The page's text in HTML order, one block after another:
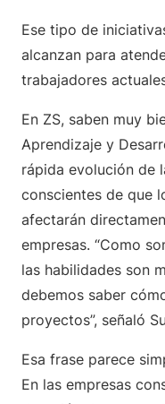
Ese tipo de
alcanzan para
trabajadores
En ZS, saben muy
Aprendizaje y
rápida evolución de
conscientes de que
afectarán
empresas. “Como
las habilidades son
debemos saber
proyectos”, señaló
Esa frase parece
En las empresas